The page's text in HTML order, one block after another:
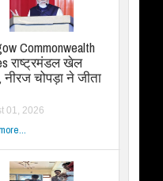
Commonwealth
राष्ट्रमंडल खेल
नीरज चोपड़ा ने जीता
01, 2026